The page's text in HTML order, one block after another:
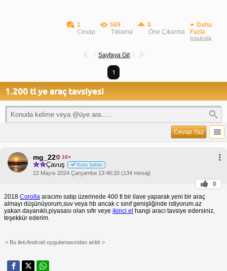
1
Cevap
589
Tıklama
0
Öne Çıkarma
Daha
Fazla
İstatistik
Sayfaya Git
1
1.200 tl ye araç tavsiyesi
Cevap Yaz
mg_22 10+
Çavuş Konu Sahibi
22 Mayıs 2024 Çarşamba 13:46:20 (134 mesaj)
0
2018 Corolla aracımı satıp üzerinede 400 tl bir ilave yaparak yeni bir araç
almayı düşünüyorum,suv veya hb ancak c sınıf genişliğinde istiyorum.az
yakan dayanıklı,piyasası olan sıfır veye ikinci el hangi aracı tavsiye edersiniz,
teşekkür ederim.
< Bu ileti Android uygulamasından atıldı >